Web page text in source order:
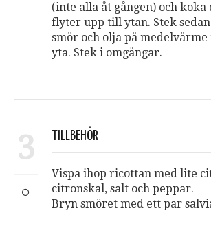
(inte alla åt gången) och koka
flyter upp till ytan. Stek
smör och olja på
yta. Stek i omgångar.
3 TILLBEHÖR
Vispa ihop ricottan med lite
citronskal, salt och peppar.
Bryn smöret med ett par